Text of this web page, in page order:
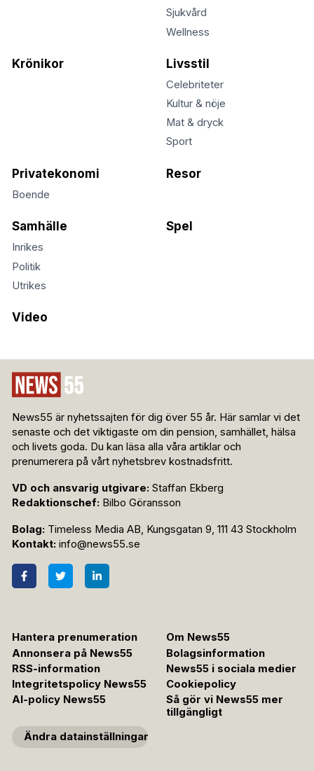
Sjukvård
Wellness
Krönikor Livsstil
Celebriteter
Kultur & nöje
Mat & dryck
Sport
Privatekonomi
Boende
Resor
Samhälle
Inrikes
Politik
Utrikes
Spel
Video
News55 är nyhetssajten för dig över 55 år. Här samlar vi det
senaste och det viktigaste om din pension, samhället, hälsa
och livets goda. Du kan läsa alla våra artiklar och
prenumerera på vårt nyhetsbrev kostnadsfritt.
VD och ansvarig utgivare: Staffan Ekberg
Redaktionschef: Bilbo Göransson
Bolag: Timeless Media AB, Kungsgatan 9, 111 43 Stockholm
Kontakt: info@news55.se
Hantera prenumeration
Om News55
Annonsera på News55
Bolagsinformation
RSS-information
News55 i sociala medier
Integritetspolicy News55
Cookiepolicy
AI-policy News55
Så gör vi News55 mer
tillgängligt
Ändra datainställningar